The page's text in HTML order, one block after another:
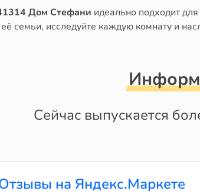
Дом Стефани идеально подходит
семьи, исследуйте каждую комнату и
Сейчас выпускается
на Яндекс.Маркете